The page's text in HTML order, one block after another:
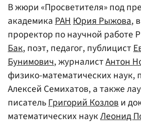
В жюри «Просветителя» под
академикаРАНЮрия Рыжова,
проректор по научной работе
Бак, поэт, педагог, публицист
Бунимович, журналистАнтон
физико-математических наук,
Алексей Семихатов, а также
писательГригорий Козлови
математических наукЛеонид